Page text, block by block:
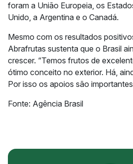
foram a União Europeia, os
Unido, a Argentina e o Canadá.
Mesmo com os resultados
Abrafrutas sustenta que o Brasil
crescer. “Temos frutos de
ótimo conceito no exterior. Há,
Por isso os apoios são
Fonte: Agência Brasil